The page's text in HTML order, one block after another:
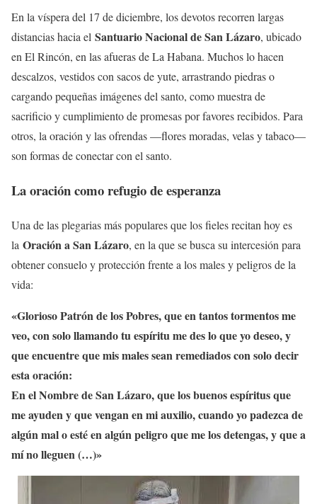
En la víspera del 17 de diciembre, los devotos recorren largas
distancias hacia el Santuario Nacional de San Lázaro, ubicado
en El Rincón, en las afueras de La Habana. Muchos lo hacen
descalzos, vestidos con sacos de yute, arrastrando piedras o
cargando pequeñas imágenes del santo, como muestra de
sacrificio y cumplimiento de promesas por favores recibidos. Para
otros, la oración y las ofrendas —flores moradas, velas y tabaco—
son formas de conectar con el santo.
La oración como refugio de esperanza
Una de las plegarias más populares que los fieles recitan hoy es
la Oración a San Lázaro, en la que se busca su intercesión para
obtener consuelo y protección frente a los males y peligros de la
vida:
«Glorioso Patrón de los Pobres, que en tantos tormentos me
veo, con solo llamando tu espíritu me des lo que yo deseo, y
que encuentre que mis males sean remediados con solo decir
esta oración:
En el Nombre de San Lázaro, que los buenos espíritus que
me ayuden y que vengan en mi auxilio, cuando yo padezca de
algún mal o esté en algún peligro que me los detengas, y que a
mí no lleguen (…)»